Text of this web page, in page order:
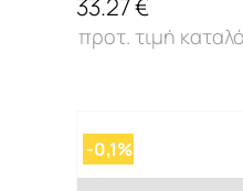
33.27 €
-0,1%